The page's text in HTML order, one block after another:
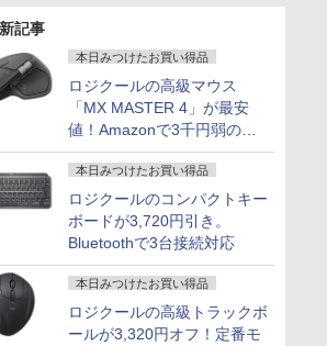
記事
本日みつけたお買い得品
ロジクールの高級マウス
「MX MASTER 4」が最安
値！Amazonで3千円弱の割
引
本日みつけたお買い得品
ロジクールのコンパクトキー
ボードが3,720円引き。
Bluetoothで3台接続対応
本日みつけたお買い得品
ロジクールの高級トラックボ
ールが3,320円オフ！定番モ